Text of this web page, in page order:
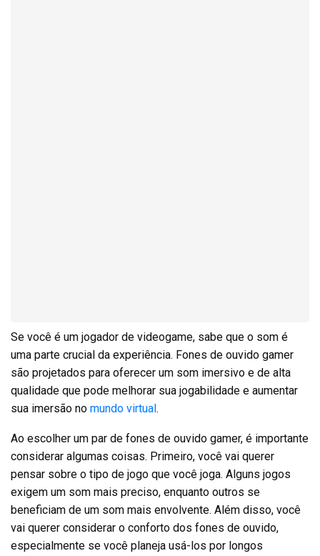
Se você é um jogador de videogame, sabe que o som é
uma parte crucial da experiência. Fones de ouvido gamer
são projetados para oferecer um som imersivo e de alta
qualidade que pode melhorar sua jogabilidade e aumentar
sua imersão no mundo virtual .
Ao escolher um par de fones de ouvido gamer, é importante
considerar algumas coisas. Primeiro, você vai querer
pensar sobre o tipo de jogo que você joga. Alguns jogos
exigem um som mais preciso, enquanto outros se
beneficiam de um som mais envolvente. Além disso, você
vai querer considerar o conforto dos fones de ouvido,
especialmente se você planeja usá-los por longos